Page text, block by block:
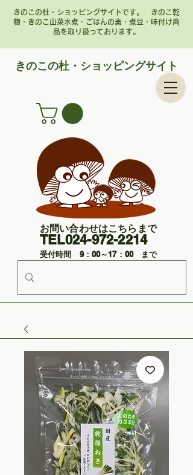
きのこの杜・ショッピングサイトです。 きのこ乾
物・きのこ山菜水煮・ごはんの素・煮豆・味付け商
品を取り扱っております。
​きのこの杜・ショッピングサイト
お問い合わせはこちらまで
TEL024-972-2214
受付時間 9：00～17：00 まで